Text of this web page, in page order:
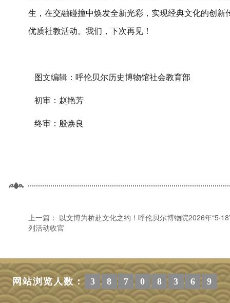
生，在交融碰撞中焕发全新光彩，实现经典文化的创
优质社教活动。我们，下次再见！
图文编辑：呼伦贝尔历史博物馆社会教育部
初审：赵艳芳
终审：殷焕良
上一篇： 以文博为桥赴文化之约！呼伦贝尔博物院2026年
列活动收官
网站浏览人数： 3 8 7 0 8 3 6 9